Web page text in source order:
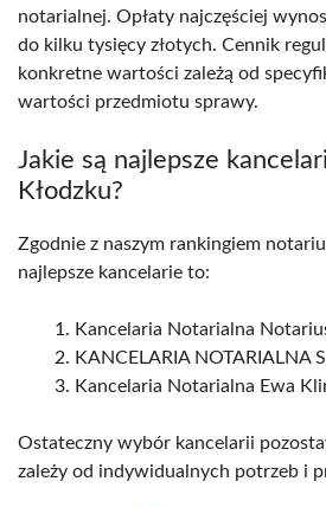
notarialnej. Opłaty najczęściej
do kilku tysięcy złotych. Cennik
konkretne wartości zależą od
wartości przedmiotu sprawy.
Jakie są najlepsze
Kłodzku?
Zgodnie z naszym rankingiem
najlepsze kancelarie to:
Kancelaria Notarialna
KANCELARIA NOTARIALNA
Kancelaria Notarialna Ewa
Ostateczny wybór kancelarii
zależy od indywidualnych potrzeb i